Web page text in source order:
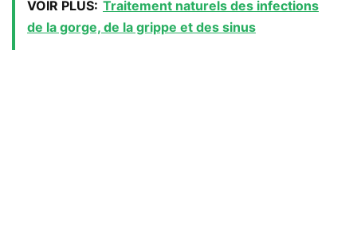
VOIR PLUS: Traitement naturels des infections
de la gorge, de la grippe et des sinus